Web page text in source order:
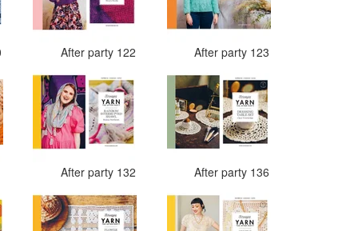
After party 122 After party 123
After party 132 After party 136